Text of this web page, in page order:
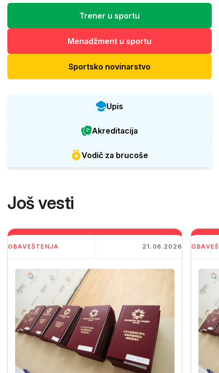
Trener u sportu
Menadžment u sportu
Sportsko novinarstvo
Upis
Akreditacija
Vodič za brucoše
Još vesti
OBAVEŠTENJA 21.06.2026